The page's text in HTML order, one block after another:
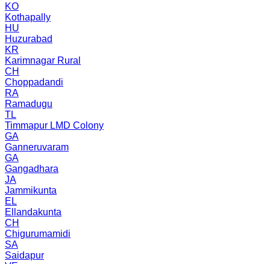
KO
Kothapally
HU
Huzurabad
KR
Karimnagar Rural
CH
Choppadandi
RA
Ramadugu
TL
Timmapur LMD Colony
GA
Ganneruvaram
GA
Gangadhara
JA
Jammikunta
EL
Ellandakunta
CH
Chigurumamidi
SA
Saidapur